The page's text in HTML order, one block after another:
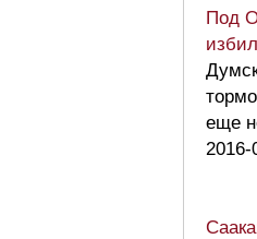
Под
еще
2016-